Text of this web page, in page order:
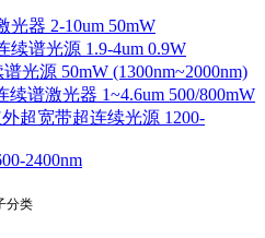
光器 2-10um 50mW
续谱光源 1.9-4um 0.9W
光源 50mW (1300nm~2000nm)
续谱激光器 1~4.6um 500/800mW
超宽带超连续光源 1200-
2400nm
分类